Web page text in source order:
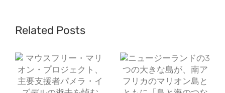
Related Posts